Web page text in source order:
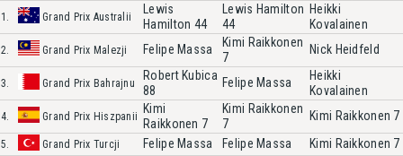
1. Grand Prix Australii
Lewis
Hamilton 44
Lewis Hamilton
44
Heikki
Kovalainen
2. Grand Prix Malezji Felipe Massa
Kimi Raikkonen
7
Nick Heidfeld
3. Grand Prix Bahrajnu
Robert Kubica
88
Felipe Massa
Heikki
Kovalainen
4. Grand Prix Hiszpanii
Kimi
Raikkonen 7
Kimi Raikkonen
7
Kimi Raikkonen 7
5. Grand Prix Turcji Felipe Massa Felipe Massa Kimi Raikkonen 7